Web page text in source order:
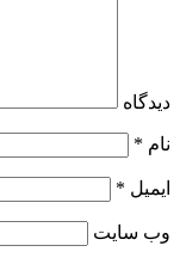
دیدگاه
نام *
ایمیل *
وب‌ سایت